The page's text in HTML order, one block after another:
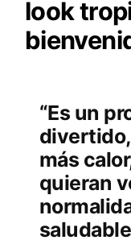
look
“Es un
más
quieran